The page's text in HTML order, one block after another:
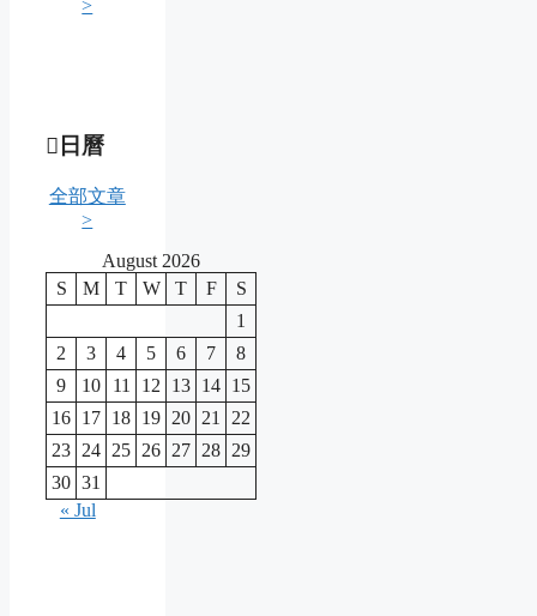
>
日曆
全部文章
>
August 2026
S
M T W T F
S
1
2
3 4 5 6 7
8
9
10 11 12 13 14 15
16 17 18 19 20 21
22
23 24 25 26 27 28 29
30 31
« Jul